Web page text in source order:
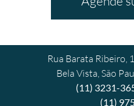
Rua Barata Ribeiro,
Bela Vista, São
(11) 3231-
(11)